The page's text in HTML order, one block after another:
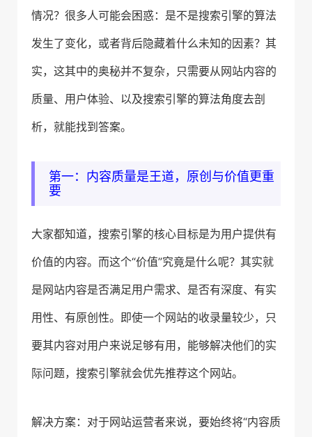
情况？很多人可能会困惑：是不是搜索引擎的算法
发生了变化，或者背后隐藏着什么未知的因素？其
实，这其中的奥秘并不复杂，只需要从网站内容的
质量、用户体验、以及搜索引擎的算法角度去剖
析，就能找到答案。
第一：内容质量是王道，原创与价值更重
要
大家都知道，搜索引擎的核心目标是为用户提供有
价值的内容。而这个“价值”究竟是什么呢？其实就
是网站内容是否满足用户需求、是否有深度、有实
用性、有原创性。即使一个网站的收录量较少，只
要其内容对用户来说足够有用，能够解决他们的实
际问题，搜索引擎就会优先推荐这个网站。
解决方案：对于网站运营者来说，要始终将“内容质